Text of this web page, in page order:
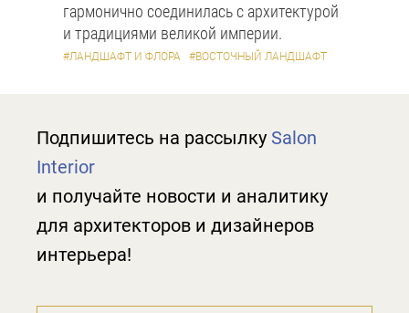
гармонично соединилась с архитектурой
и традициями великой империи.
#ЛАНДШАФТ И ФЛОРА #ВОСТОЧНЫЙ ЛАНДШАФТ
Подпишитесь на рассылку Salon
Interior
и получайте новости и аналитику
для архитекторов и дизайнеров
интерьера!